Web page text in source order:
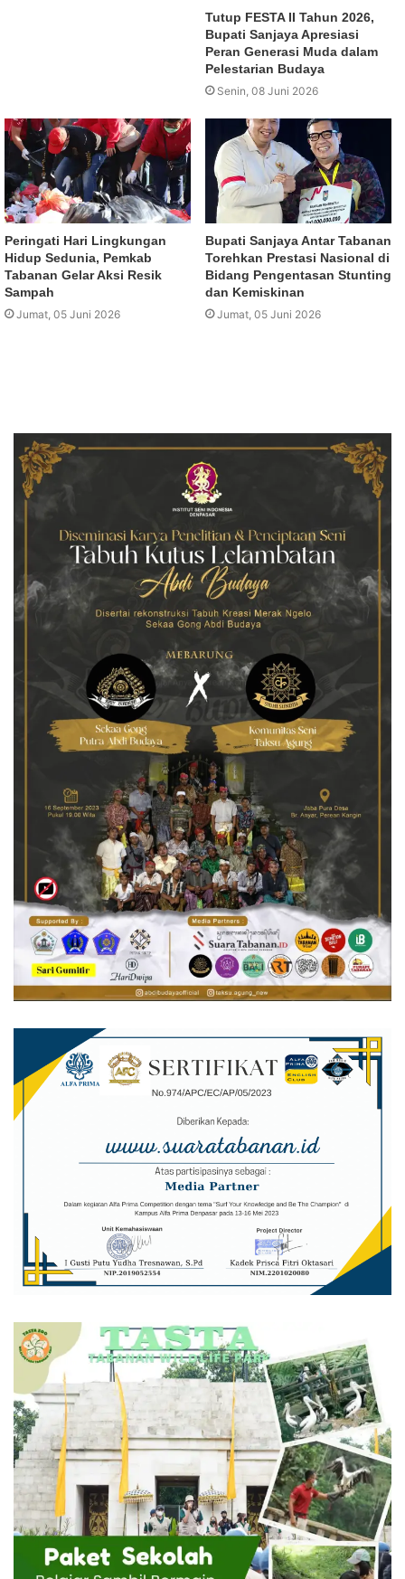
Tutup FESTA II Tahun 2026,
Bupati Sanjaya Apresiasi
Peran Generasi Muda dalam
Pelestarian Budaya
Senin, 08 Juni 2026
Peringati Hari Lingkungan
Hidup Sedunia, Pemkab
Tabanan Gelar Aksi Resik
Sampah
Jumat, 05 Juni 2026
Bupati Sanjaya Antar Tabanan
Torehkan Prestasi Nasional di
Bidang Pengentasan Stunting
dan Kemiskinan
Jumat, 05 Juni 2026